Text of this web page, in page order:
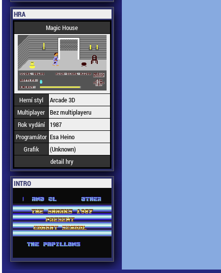
HRA
Magic House
Herní styl
Arcade 3D
Multiplayer Bez multiplayeru
Rok vydání
1987
Programátor Esa Heino
Grafik
(Unknown)
detail hry
INTRO